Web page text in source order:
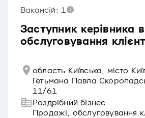
Заступник керівника
обслуговування
Вакансій: 1
область Київська, місто
Гетьмана Павла
11/61
Роздрібний бізнес
Продажі, обслуговування